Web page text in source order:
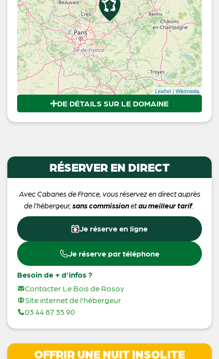
Leaflet | Wikimedia
DE DÉTAILS SUR LE DOMAINE
RÉSERVER EN DIRECT
Avec Cabanes de France, vous réservez en direct auprès
de l’hébergeur, sans commissionetau meilleur tarif.
Je réserve en ligne
Je réserve par téléphone
Besoin de + d'infos ?
Contacter Le Bois de Rosoy
Site internet de l'hébergeur
03 44 87 35 90
OFFRIR UNE NUIT INSOLITE